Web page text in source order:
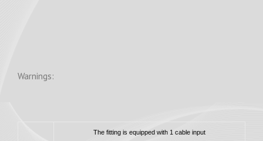
Warnings:
The fitting is equipped with 1 cable input